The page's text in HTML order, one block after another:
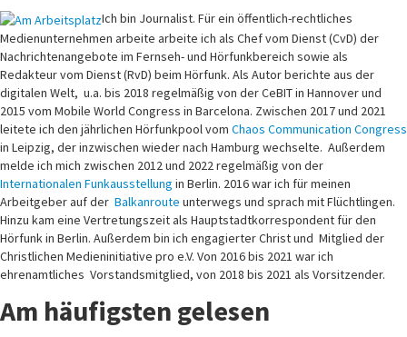
Ich bin Journalist. Für ein öffentlich-rechtliches
Medienunternehmen arbeite arbeite ich als Chef vom Dienst (CvD) der
Nachrichtenangebote im Fernseh- und Hörfunkbereich sowie als
Redakteur vom Dienst (RvD) beim Hörfunk. Als Autor berichte aus der
digitalen Welt, u.a. bis 2018 regelmäßig von der CeBIT in Hannover und
2015 vom Mobile World Congress in Barcelona. Zwischen 2017 und 2021
leitete ich den jährlichen Hörfunkpool vom Chaos Communication Congress
in Leipzig, der inzwischen wieder nach Hamburg wechselte. Außerdem
melde ich mich zwischen 2012 und 2022 regelmäßig von der
Internationalen Funkausstellung in Berlin. 2016 war ich für meinen
Arbeitgeber auf der Balkanroute unterwegs und sprach mit Flüchtlingen.
Hinzu kam eine Vertretungszeit als Hauptstadtkorrespondent für den
Hörfunk in Berlin. Außerdem bin ich engagierter Christ und Mitglied der
Christlichen Medieninitiative pro e.V. Von 2016 bis 2021 war ich
ehrenamtliches Vorstandsmitglied, von 2018 bis 2021 als Vorsitzender.
Am häufigsten gelesen